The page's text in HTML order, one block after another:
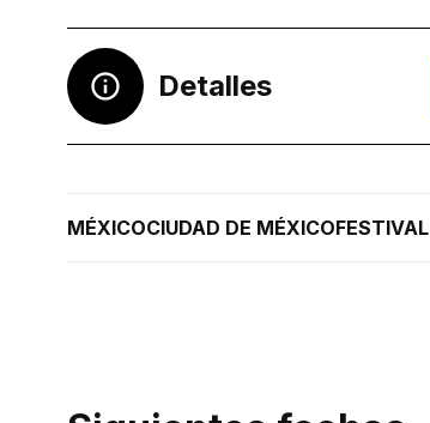
Detalles
MÉXICOCIUDAD DE MÉXICOFESTIVAL